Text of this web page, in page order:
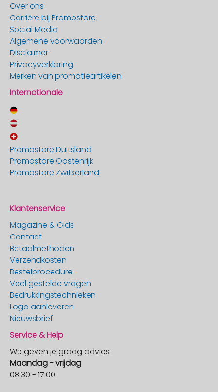
Over ons
Carrière bij Promostore
Social Media
Algemene voorwaarden
Disclaimer
Privacyverklaring
Merken van promotieartikelen
Internationale
Promostore Duitsland
Promostore Oostenrijk
Promostore Zwitserland
Klantenservice
Magazine & Gids
Contact
Betaalmethoden
Verzendkosten
Bestelprocedure
Veel gestelde vragen
Bedrukkingstechnieken
Logo aanleveren
Nieuwsbrief
Service & Help
We geven je graag advies:
Maandag - vrijdag
08:30 - 17:00